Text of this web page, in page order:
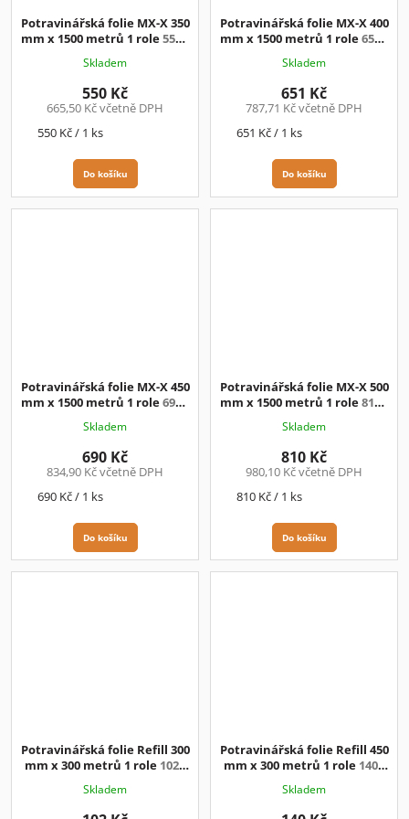
Potravinářská folie MX-X 350
mm x 1500 metrů 1 role550.-
Skladem
665,50 Kč včetně DPH
550 Kč
Měrná
550 Kč / 1 ks
Do košíku
Potravinářská folie MX-X 400
mm x 1500 metrů 1 role650.-
Skladem
787,71 Kč včetně DPH
651 Kč
Měrná
651 Kč / 1 ks
Do košíku
Potravinářská folie MX-X 450
mm x 1500 metrů 1 role690.-
Skladem
834,90 Kč včetně DPH
690 Kč
Měrná
690 Kč / 1 ks
Do košíku
Potravinářská folie MX-X 500
mm x 1500 metrů 1 role810.-
Skladem
980,10 Kč včetně DPH
810 Kč
Měrná
810 Kč / 1 ks
Do košíku
Potravinářská folie Refill 300
mm x 300 metrů 1 role 102.-
Skladem
Potravinářská folie Refill 450
mm x 300 metrů 1 role 140.-
Skladem